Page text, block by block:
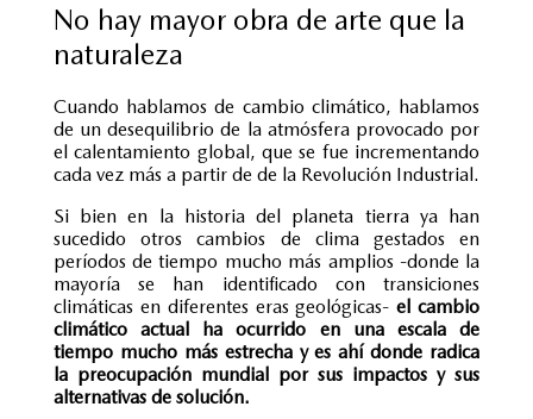
No hay mayor obra de arte que la
naturaleza
Cuando hablamos de cambio climático, hablamos
de un desequilibrio de la atmósfera provocado por
el calentamiento global, que se fue incrementando
cada vez más a partir de de la Revolución Industrial.
Si bien en la historia del planeta tierra ya han
sucedido otros cambios de clima gestados en
períodos de tiempo mucho más amplios -donde la
mayoría se han identificado con transiciones
climáticas en diferentes eras geológicas-el cambio
climático actual ha ocurrido en una escala de
tiempo mucho más estrecha y es ahí donde radica
la preocupación mundial por sus impactos y sus
alternativas de solución.